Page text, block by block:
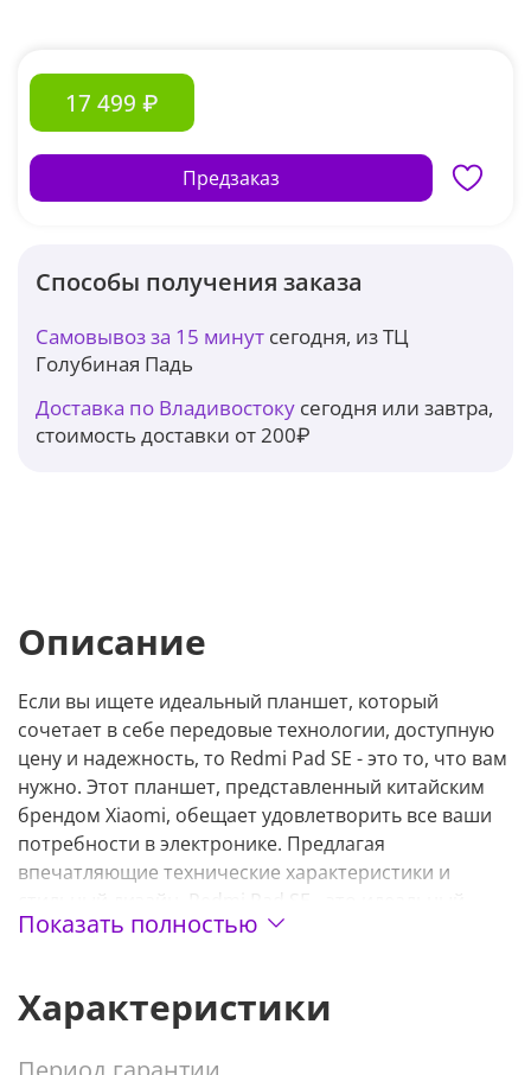
17 499 ₽
Предзаказ
Способы получения заказа
Самовывоз за 15 минут сегодня, из ТЦ
Голубиная Падь
Доставка по Владивостоку сегодня или завтра,
стоимость доставки от 200₽
Описание
Если вы ищете идеальный планшет, который
сочетает в себе передовые технологии, доступную
цену и надежность, то Redmi Pad SE - это то, что вам
нужно. Этот планшет, представленный китайским
брендом Xiaomi, обещает удовлетворить все ваши
потребности в электронике. Предлагая
впечатляющие технические характеристики и
стильный дизайн, Redmi Pad SE - это идеальный
спутник для вашей повседневной жизни.
Mobile Platform, который работает на базе 6-нм
технологии производства. Этот процессор имеет 8
ядер и достигает частоты до 2.4 ГГц, обеспечивая
Показать полностью
Характеристики